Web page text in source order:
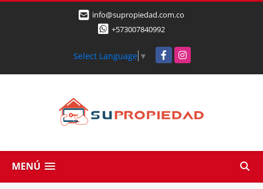
info@supropiedad.com.co
+573007840992
Select Language ▼ FacebookInstagram
MENÚ